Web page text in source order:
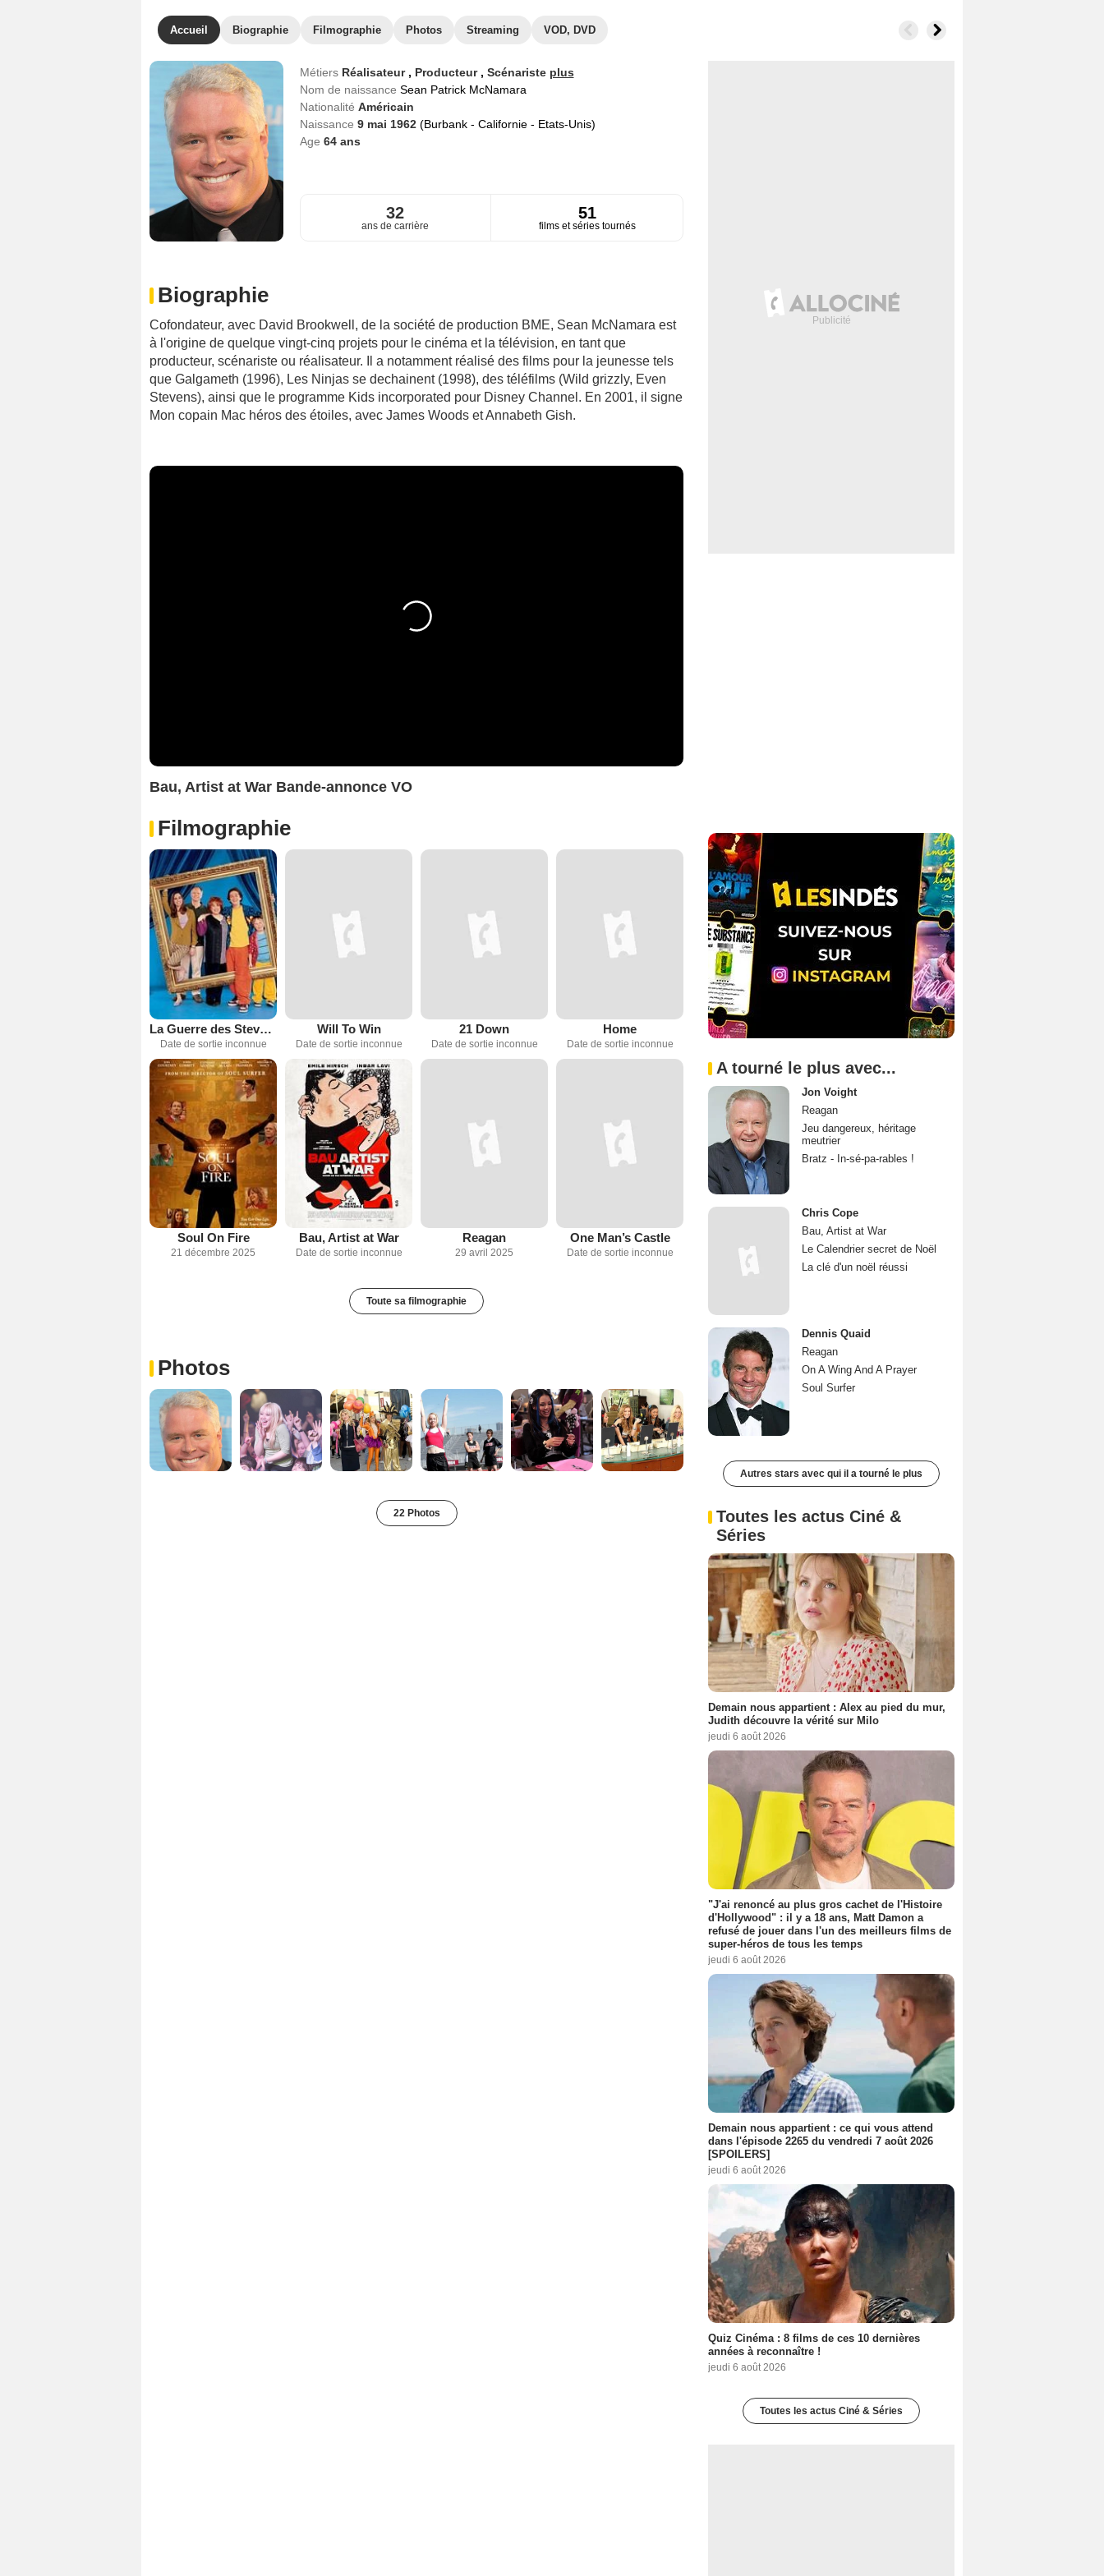
Accueil Biographie Filmographie Photos Streaming VOD, DVD
Métiers Réalisateur , Producteur , Scénariste plus
Nom de naissance Sean Patrick McNamara
Nationalité Américain
Naissance 9 mai 1962 (Burbank - Californie - Etats-Unis)
Age 64ans
32
ans de carrière
51
films et séries tournés
Biographie
Cofondateur, avec David Brookwell, de la société de production BME, Sean McNamara est
à l'origine de quelque vingt-cinq projets pour le cinéma et la télévision, en tant que
producteur, scénariste ou réalisateur. Il a notamment réalisé des films pour la jeunesse tels
que Galgameth (1996), Les Ninjas se dechainent (1998), des téléfilms (Wild grizzly, Even
Stevens), ainsi que le programme Kids incorporated pour Disney Channel. En 2001, il signe
Mon copain Mac héros des étoiles, avec James Woods et Annabeth Gish.
Bau, Artist at War Bande-annonce VO
Filmographie
La Guerre des Stevens
Date de sortie inconnue
Will To Win
Date de sortie inconnue
21 Down
Date de sortie inconnue
Home
Date de sortie inconnue
Soul On Fire
21 décembre 2025
Bau, Artist at War
Date de sortie inconnue
Reagan
29 avril 2025
One Man’s Castle
Date de sortie inconnue
Toute sa filmographie
Photos
22 Photos
A tourné le plus avec...
Jon Voight
Reagan
Jeu dangereux, héritage
meutrier
Bratz - In-sé-pa-rables !
Chris Cope
Bau, Artist at War
Le Calendrier secret de Noël
La clé d'un noël réussi
Dennis Quaid
Reagan
On A Wing And A Prayer
Soul Surfer
Autres stars avec qui il a tourné le plus
Toutes les actus Ciné &
Séries
Demain nous appartient : Alex au pied du mur,
Judith découvre la vérité sur Milo
jeudi 6 août 2026
"J'ai renoncé au plus gros cachet de l'Histoire
d'Hollywood" : il y a 18 ans, Matt Damon a
refusé de jouer dans l'un des meilleurs films de
super-héros de tous les temps
jeudi 6 août 2026
Demain nous appartient : ce qui vous attend
dans l'épisode 2265 du vendredi 7 août 2026
[SPOILERS]
jeudi 6 août 2026
Quiz Cinéma : 8 films de ces 10 dernières
années à reconnaître !
jeudi 6 août 2026
Toutes les actus Ciné & Séries